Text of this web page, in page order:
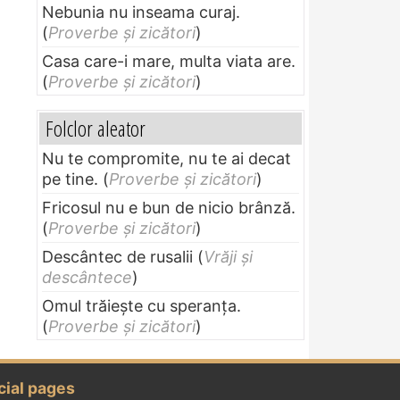
Nebunia nu inseama curaj.
(Proverbe și zicători)
Casa care-i mare, multa viata are.
(Proverbe și zicători)
Folclor aleator
Nu te compromite, nu te ai decat
pe tine. (Proverbe și zicători)
Fricosul nu e bun de nicio brânză.
(Proverbe și zicători)
Descântec de rusalii (Vrăji și
descântece)
Omul trăieşte cu speranţa.
(Proverbe și zicători)
pages